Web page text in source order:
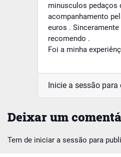
minusculos pedaços
acompanhamento
euros .
recomendo .
Foi a minha
Inicie a sessão para
Deixar um
Tem de iniciar a sessão para